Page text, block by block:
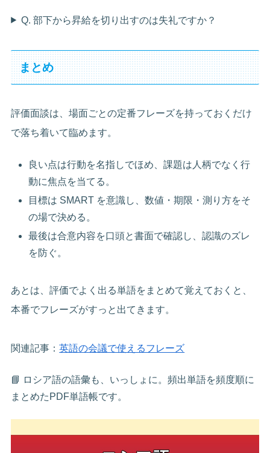
Q. 部下から昇給を切り出すのは失礼ですか？
まとめ
評価面談は、場面ごとの定番フレーズを持っておくだけ
で落ち着いて臨めます。
良い点は行動を名指しでほめ、課題は人柄でなく行
動に焦点を当てる。
目標は SMART を意識し、数値・期限・測り方をそ
の場で決める。
最後は合意内容を口頭と書面で確認し、認識のズレ
を防ぐ。
あとは、評価でよく出る単語をまとめて覚えておくと、
本番でフレーズがすっと出てきます。
関連記事：英語の会議で使えるフレーズ
📘 ロシア語の語彙も、いっしょに。頻出単語を頻度順に
まとめたPDF単語帳です。